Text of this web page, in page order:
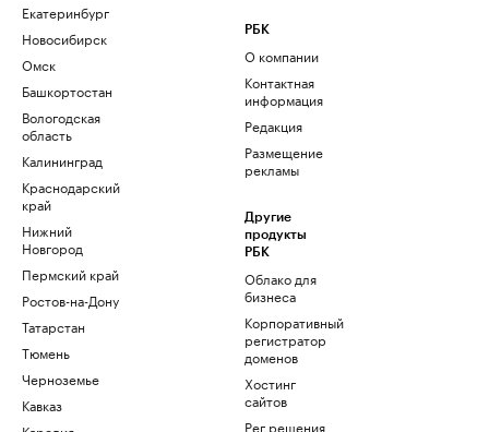
Екатеринбург
Новосибирск
Омск
Башкортостан
Вологодская
область
Калининград
Краснодарский
край
Нижний
Новгород
Пермский край
Ростов-на-Дону
Татарстан
Тюмень
Черноземье
Кавказ
РБК
О компании
Контактная
информация
Редакция
Размещение
рекламы
Другие
продукты
РБК
Облако для
бизнеса
Корпоративный
регистратор
доменов
Хостинг
сайтов
Рег.решения